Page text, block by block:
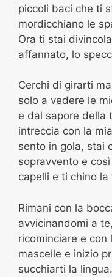
piccoli baci che ti
mordicchiano le
Ora ti stai
affannato, lo
Cerchi di girarti
solo a vedere le
e dal sapore della
intreccia con la
sento in gola, stai
sopravvento e
capelli e ti chino la
Rimani con la
avvicinandomi a
ricominciare e con
mascelle e inizio
succhiarti la